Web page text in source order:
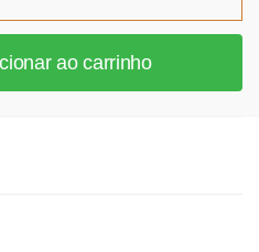
ao carrinho